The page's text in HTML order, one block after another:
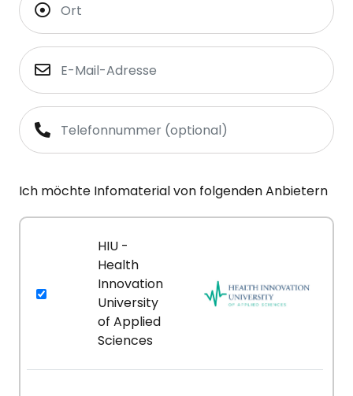
Ich möchte Infomaterial von folgenden Anbietern
HIU -
Health
Innovation
University
of Applied
Sciences